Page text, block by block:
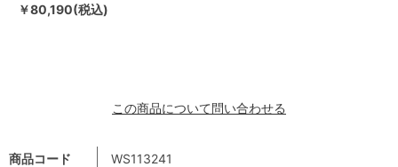
商品コード
WS113241
￥80,190(税込)
この商品について問い合わせる